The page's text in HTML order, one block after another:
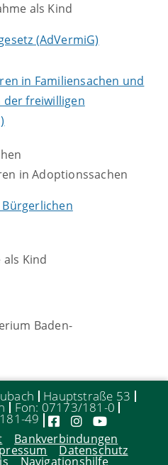
als Kind
(AdVermiG)
in Familiensachen und
der freiwilligen
in Adoptionssachen
Kind
Baden-
Hauptstraße 53
Fon: 07173/181-0
49
Bankverbindungen
Datenschutz
Navigationshilfe